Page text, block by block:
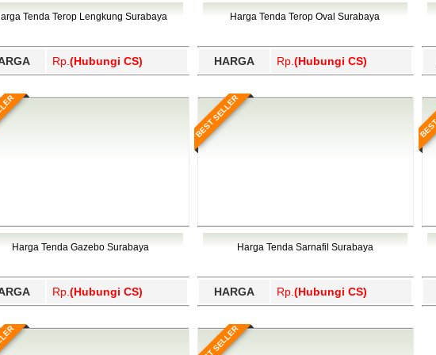
Wajo, Wakatobi, Waropen, Way Kanan, Wonogiri, Wonosobo, Yahukimo,
Tenda Terop Lengkung Surabaya
Rp. (Hubungi CS)
Harga Tenda Terop Oval Surabaya
HARGA Rp. (Hubungi CS)
Harga Tenda Gazebo Surabaya
Rp. (Hubungi CS)
BEST SELLER
Harga Tenda Sarnafil Surabaya
HARGA Rp. (Hubungi CS)